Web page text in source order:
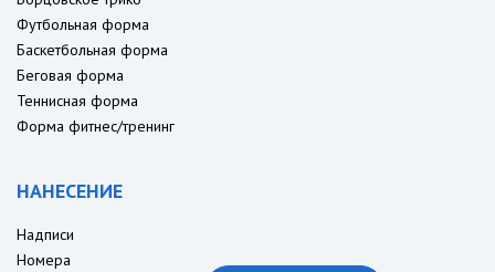
Футбольная форма
Баскетбольная форма
Беговая форма
Теннисная форма
Форма фитнес/тренинг
НАНЕСЕНИЕ
Надписи
Номера